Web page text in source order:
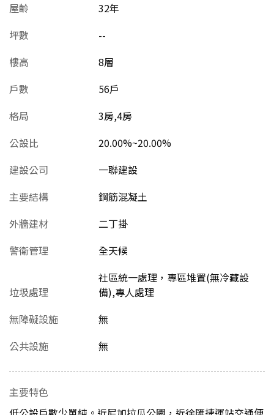
屋齡
32年
坪數
--
樓高
8層
戶數
56戶
格局
3房,4房
公設比
20.00%~20.00%
建設公司
一聯建設
主要結構
鋼筋混凝土
外牆建材
二丁掛
警衛管理
全天候
垃圾處理
社區統一處理，專區堆置(無冷藏設
備),專人處理
無障礙設施
無
公共設施
無
主要特色